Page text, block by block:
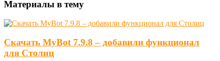
Материалы в тему
Скачать MyBot 7.9.8 – добавили функционал
для Столиц